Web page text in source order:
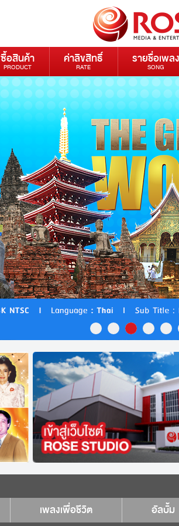
ซื้อสินค้า
PRODUCT
ค่าลิขสิทธิ์
RATE
รายชื่อเพลง
SONG
เพลงเพื่อชีวิต อัลบั้ม